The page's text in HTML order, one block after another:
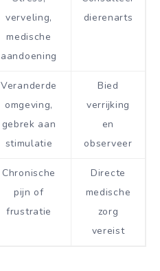
verveling,
medische
aandoening
dierenarts
Veranderde
omgeving,
gebrek aan
stimulatie
Bied
verrijking
en
observeer
Chronische
pijn of
frustratie
Directe
medische
zorg
vereist